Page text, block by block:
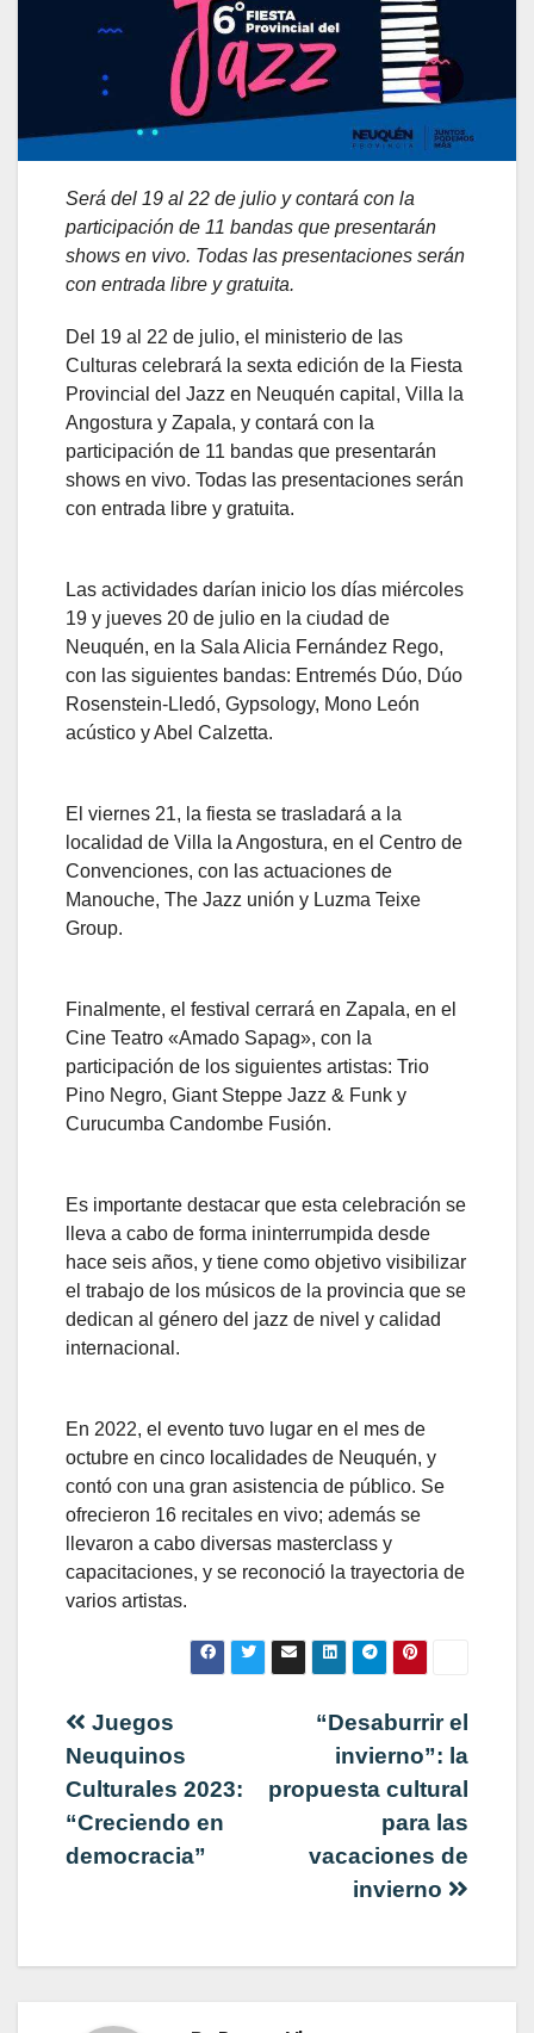
Será del 19 al 22 de julio y contará con la
participación de 11 bandas que presentarán
shows en vivo. Todas las presentaciones serán
con entrada libre y gratuita.
Del 19 al 22 de julio, el ministerio de las
Culturas celebrará la sexta edición de la Fiesta
Provincial del Jazz en Neuquén capital, Villa la
Angostura y Zapala, y contará con la
participación de 11 bandas que presentarán
shows en vivo. Todas las presentaciones serán
con entrada libre y gratuita.
Las actividades darían inicio los días miércoles
19 y jueves 20 de julio en la ciudad de
Neuquén, en la Sala Alicia Fernández Rego,
con las siguientes bandas: Entremés Dúo, Dúo
Rosenstein-Lledó, Gypsology, Mono León
acústico y Abel Calzetta.
El viernes 21, la fiesta se trasladará a la
localidad de Villa la Angostura, en el Centro de
Convenciones, con las actuaciones de
Manouche, The Jazz unión y Luzma Teixe
Group.
Finalmente, el festival cerrará en Zapala, en el
Cine Teatro «Amado Sapag», con la
participación de los siguientes artistas: Trio
Pino Negro, Giant Steppe Jazz & Funk y
Curucumba Candombe Fusión.
Es importante destacar que esta celebración se
lleva a cabo de forma ininterrumpida desde
hace seis años, y tiene como objetivo visibilizar
el trabajo de los músicos de la provincia que se
dedican al género del jazz de nivel y calidad
internacional.
En 2022, el evento tuvo lugar en el mes de
octubre en cinco localidades de Neuquén, y
contó con una gran asistencia de público. Se
ofrecieron 16 recitales en vivo; además se
llevaron a cabo diversas masterclass y
capacitaciones, y se reconoció la trayectoria de
varios artistas.
Navegación
de
entradas
“Desaburrir el
invierno”: la
propuesta cultural
para las
vacaciones de
invierno
Juegos
Neuquinos
Culturales 2023:
“Creciendo en
democracia”